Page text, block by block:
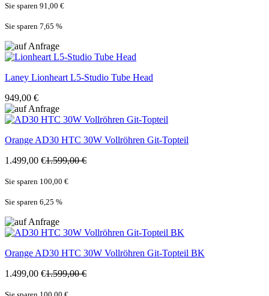
Sie sparen 91,00 €
Sie sparen 7,65 %
Laney Lionheart L5-Studio Tube Head
949,00 €
OrangeAD30 HTC 30W Vollröhren Git-Topteil
1.499,00 €1.599,00 €
Sie sparen 100,00 €
Sie sparen 6,25 %
OrangeAD30 HTC 30W Vollröhren Git-Topteil BK
1.499,00 €1.599,00 €